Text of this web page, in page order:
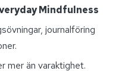
Mindfulness
journalföring
mer än varaktighet.